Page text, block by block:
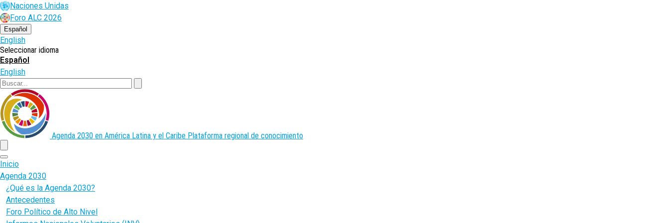
Pasar
al
contenido
principal
Naciones Unidas
Foro ALC 2026
Español
English
Seleccionar idioma
Español
English
Agenda 2030 en América Latina y el Caribe Plataforma regional de conocimiento
menu
Inicio
Agenda 2030
¿Qué es la Agenda 2030?
Antecedentes
Foro Político de Alto Nivel